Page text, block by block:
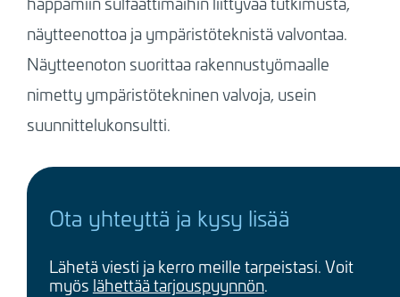
näytteenottoa ja ympäristöteknistä valvontaa.
Näytteenoton suorittaa rakennustyömaalle
nimetty ympäristötekninen valvoja, usein
suunnittelukonsultti.
Ota yhteyttä ja kysy lisää
Lähetä viesti ja kerro meille tarpeistasi. Voit
myös lähettää tarjouspyynnön.